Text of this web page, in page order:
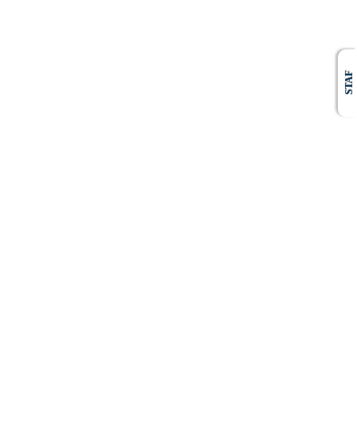
STAF